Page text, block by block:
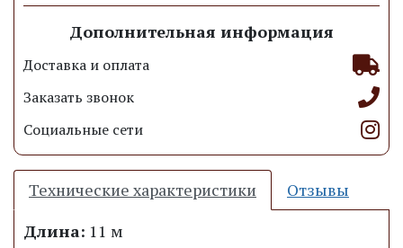
Дополнительная информация
Доставка и оплата
Заказать звонок
Социальные сети
Технические характеристики
Отзывы
Длина: 11 м